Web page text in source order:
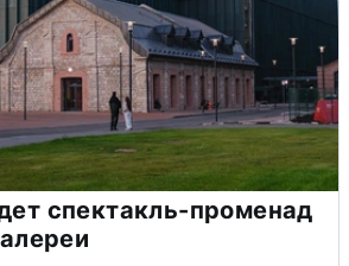
спектакль-променад